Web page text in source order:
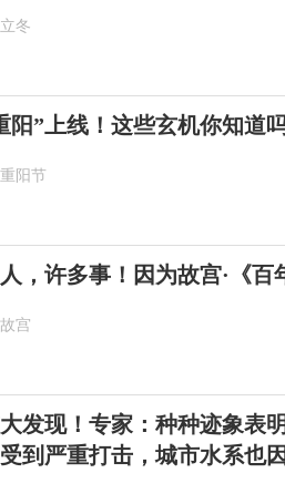
立冬
阳”上线！这些玄机你知道
重阳节
，许多事！因为故宫·《百
故宫
发现！专家：种种迹象表
到严重打击，城市水系也